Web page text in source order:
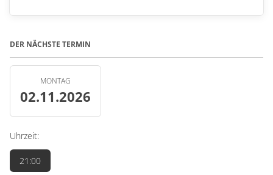
DER NÄCHSTE TERMIN
MONTAG
02.11.2026
Uhrzeit:
21:00